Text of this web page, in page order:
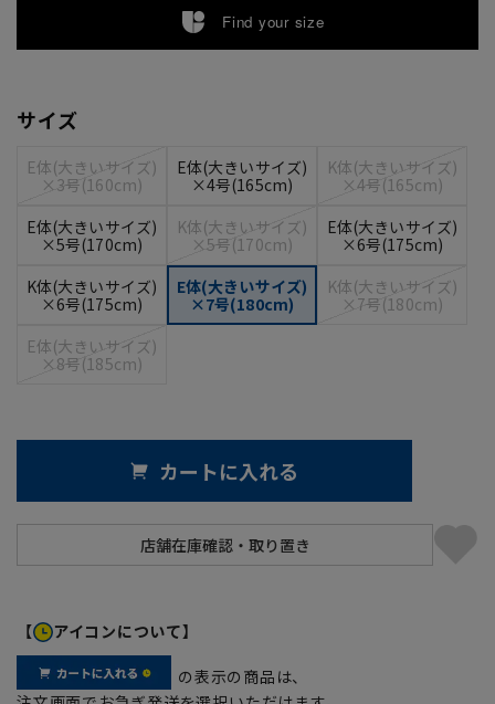
Find your size
サイズ
E体(大きいサイズ)
×3号(160cm)
E体(大きいサイズ)
×4号(165cm)
K体(大きいサイズ)
×4号(165cm)
E体(大きいサイズ)
×5号(170cm)
K体(大きいサイズ)
×5号(170cm)
E体(大きいサイズ)
×6号(175cm)
K体(大きいサイズ)
×6号(175cm)
E体(大きいサイズ)
×7号(180cm)
K体(大きいサイズ)
×7号(180cm)
E体(大きいサイズ)
×8号(185cm)
カートに入れる
【 アイコンについて】
の表示の商品は、